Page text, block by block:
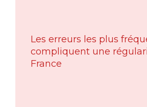
Les erreurs les plus
compliquent une
France